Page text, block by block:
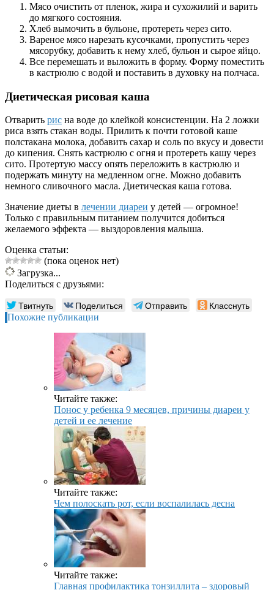
Мясо очистить от пленок, жира и сухожилий и варить
до мягкого состояния.
Хлеб вымочить в бульоне, протереть через сито.
Вареное мясо нарезать кусочками, пропустить через
мясорубку, добавить к нему хлеб, бульон и сырое яйцо.
Все перемешать и выложить в форму. Форму поместить
в кастрюлю с водой и поставить в духовку на полчаса.
Диетическая рисовая каша
Отварить рис на воде до клейкой консистенции. На 2 ложки
риса взять стакан воды. Прилить к почти готовой каше
полстакана молока, добавить сахар и соль по вкусу и довести
до кипения. Снять кастрюлю с огня и протереть кашу через
сито. Протертую массу опять переложить в кастрюлю и
подержать минуту на медленном огне. Можно добавить
немного сливочного масла. Диетическая каша готова.
Значение диеты в лечении диареи у детей — огромное!
Только с правильным питанием получится добиться
желаемого эффекта — выздоровления малыша.
Оценка статьи:
(пока оценок нет)
Загрузка...
Поделиться с друзьями:
Твитнуть Поделиться Отправить Класснуть
Похожие публикации
Читайте также:
Понос у ребенка 9 месяцев, причины диареи у
детей и ее лечение
Читайте также:
Чем полоскать рот, если воспалилась десна
Читайте также:
Главная профилактика тонзиллита – здоровый